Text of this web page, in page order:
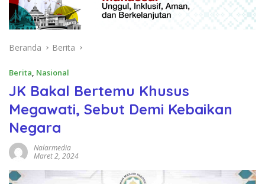
Beranda Berita
Berita, Nasional
JK Bakal Bertemu Khusus
Megawati, Sebut Demi Kebaikan
Negara
Nalarmedia
Maret 2, 2024